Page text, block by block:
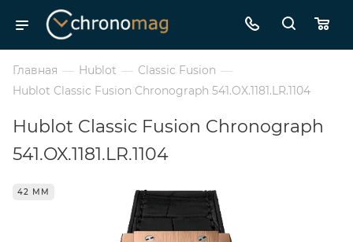
Главная — Hublot — Classic Fusion —
Hublot Classic Fusion Chronograph 541.OX.1181.LR.1104
Hublot Classic Fusion Chronograph
541.OX.1181.LR.1104
42 ММ